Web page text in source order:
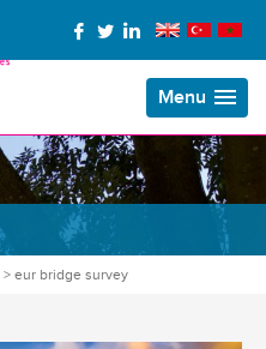
Menu
> eur bridge survey